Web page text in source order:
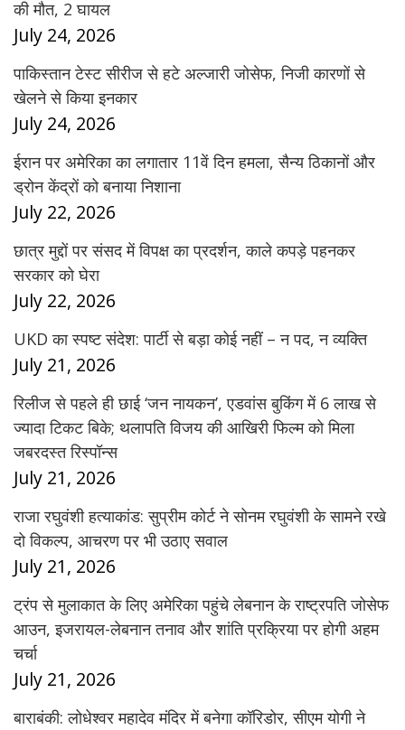
की मौत, 2 घायल
July 24, 2026
पाकिस्तान टेस्ट सीरीज से हटे अल्जारी जोसेफ, निजी कारणों से
खेलने से किया इनकार
July 24, 2026
ईरान पर अमेरिका का लगातार 11वें दिन हमला, सैन्य ठिकानों और
ड्रोन केंद्रों को बनाया निशाना
July 22, 2026
छात्र मुद्दों पर संसद में विपक्ष का प्रदर्शन, काले कपड़े पहनकर
सरकार को घेरा
July 22, 2026
UKD का स्पष्ट संदेश: पार्टी से बड़ा कोई नहीं – न पद, न व्यक्ति
July 21, 2026
रिलीज से पहले ही छाई ‘जन नायकन’, एडवांस बुकिंग में 6 लाख से
ज्यादा टिकट बिके; थलापति विजय की आखिरी फिल्म को मिला
जबरदस्त रिस्पॉन्स
July 21, 2026
राजा रघुवंशी हत्याकांड: सुप्रीम कोर्ट ने सोनम रघुवंशी के सामने रखे
दो विकल्प, आचरण पर भी उठाए सवाल
July 21, 2026
ट्रंप से मुलाकात के लिए अमेरिका पहुंचे लेबनान के राष्ट्रपति जोसेफ
आउन, इजरायल-लेबनान तनाव और शांति प्रक्रिया पर होगी अहम
चर्चा
July 21, 2026
बाराबंकी: लोधेश्वर महादेव मंदिर में बनेगा कॉरिडोर, सीएम योगी ने